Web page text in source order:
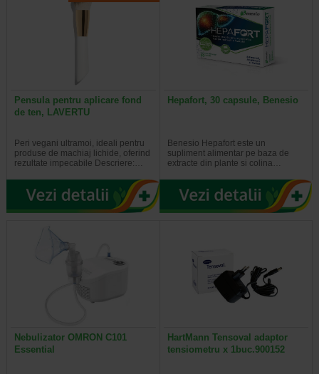
Pensula pentru aplicare fond
de ten, LAVERTU
Peri vegani ultramoi, ideali pentru
produse de machiaj lichide, oferind
rezultate impecabile Descriere:…
Hepafort, 30 capsule, Benesio
Benesio Hepafort este un
supliment alimentar pe baza de
extracte din plante si colina…
Nebulizator OMRON C101
Essential
HartMann Tensoval adaptor
tensiometru x 1buc.900152